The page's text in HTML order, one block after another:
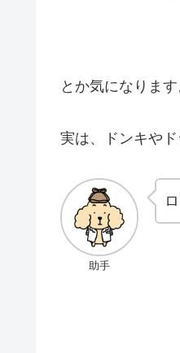
とか気になります
実は、ドンキや
助手